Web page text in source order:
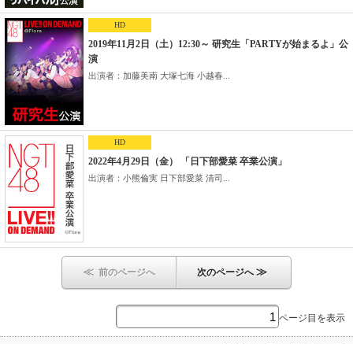
HD
2019年11月2日（土）12:30～ 研究生「PARTYが始まるよ」公
演
出演者：加藤美南 大塚七海 小越春...
HD
2022年4月29日（金） 「日下部愛菜 卒業公演」
出演者：小熊倫実 日下部愛菜 清司...
≪ 前のページへ 次のページへ≫
ページ目を表示